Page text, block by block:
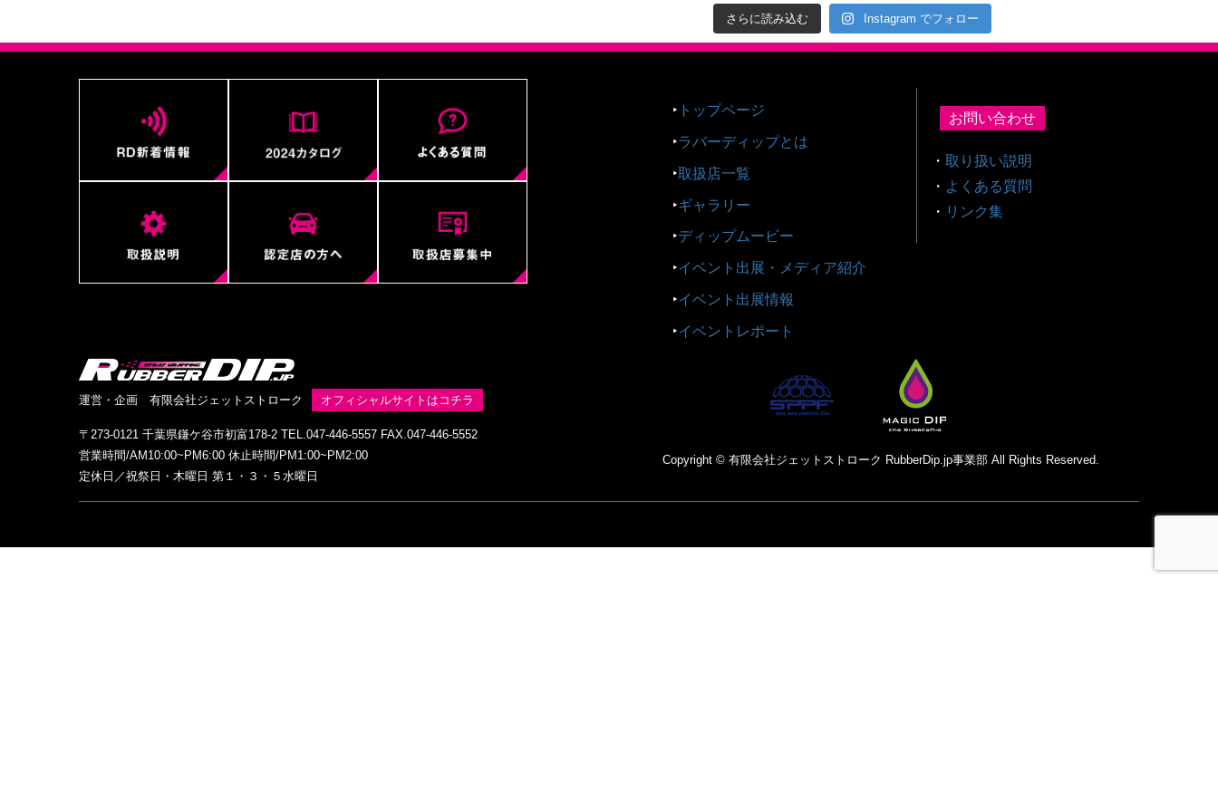
さらに読み込む Instagram でフォロー
‣ トップページ
‣ラバーディップとは
‣取扱店一覧
‣ギャラリー
‣ディップムービー
‣イベント出展・メディア紹介
‣イベント出展情報
‣イベントレポート
お問い合わせ
・ 取り扱い説明
・ よくある質問
・ リンク集
運営・企画 有限会社ジェットストローク オフィシャルサイトはコチラ
〒273-0121 千葉県鎌ケ谷市初富178-2 TEL.047-446-5557 FAX.047-446-5552
営業時間/AM10:00~PM6:00 休止時間/PM1:00~PM2:00
定休日／祝祭日・木曜日 第１・３・５水曜日
Copyright © 有限会社ジェットストローク RubberDip.jp事業部 All Rights Reserved.